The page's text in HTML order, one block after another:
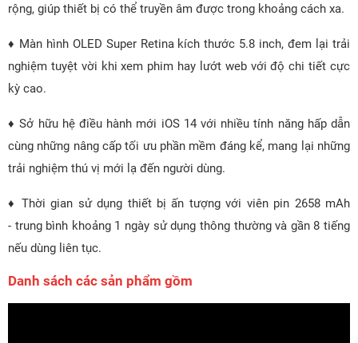
rộng, giúp thiết bị có thể truyền âm được trong khoảng cách xa.
♦ Màn hình OLED Super Retina kích thước 5.8 inch, đem lại trải
nghiệm tuyệt vời khi xem phim hay lướt web với độ chi tiết cực
kỳ cao.
♦ Sở hữu hệ điều hành mới iOS 14 với nhiều tính năng hấp dẫn
cùng những nâng cấp tối ưu phần mềm đáng kể, mang lại những
trải nghiệm thú vị mới lạ đến người dùng.
♦ Thời gian sử dụng thiết bị ấn tượng với viên pin 2658 mAh
- trung bình khoảng 1 ngày sử dụng thông thường và gần 8 tiếng
nếu dùng liên tục.
Danh sách các sản phẩm gồm